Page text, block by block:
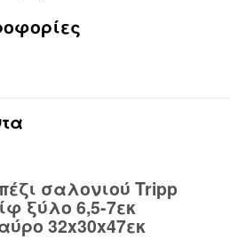
σαλονιού Tripp
ξύλο 6,5-7εκ
32x30x47εκ